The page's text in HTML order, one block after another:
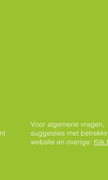
Voor algemene vragen,
suggesties met
website en overige: Klik